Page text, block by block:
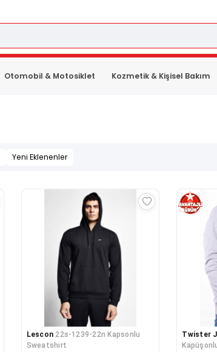
Otomobil & Motosiklet Kozmetik & Kişisel Bakım
Yeni Eklenenler
Lescon 22s-1239-22n Kapsonlu
Sweatshırt
Twister